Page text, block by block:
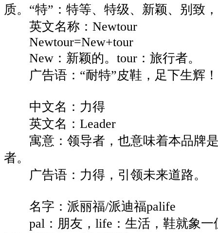
质。“特”：特等、特级、新颖、别致
英文名称：Newtour
Newtour=New+tour
New：新颖的。tour：旅行者。
广告语：“耐特”皮鞋，足下生辉！
中文名：力得
英文名：Leader
寓意：领导者，也意味着本品牌是
者。
广告语：力得，引领未来道路。
名字：派丽福/派迪福palife
pal：朋友，life：生活，鞋就象一